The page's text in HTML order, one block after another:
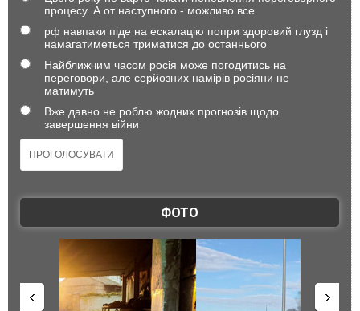
процесу. А от наступного - можливо все
рф навпаки піде на ескалацію попри здоровий глузд і
намагатиметься триматися до останнього
Найближчим часом росія може погодитись на
переговори, але серйозних намірів росіяни не
матимуть
Вже давно не роблю жодних прогнозів щодо
завершення війни
ФОТО